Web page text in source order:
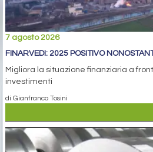
7 agosto 2026
FINARVEDI: 2025 POSITIVO
Migliora la situazione finanziaria a
investimenti
di Gianfranco Tosini